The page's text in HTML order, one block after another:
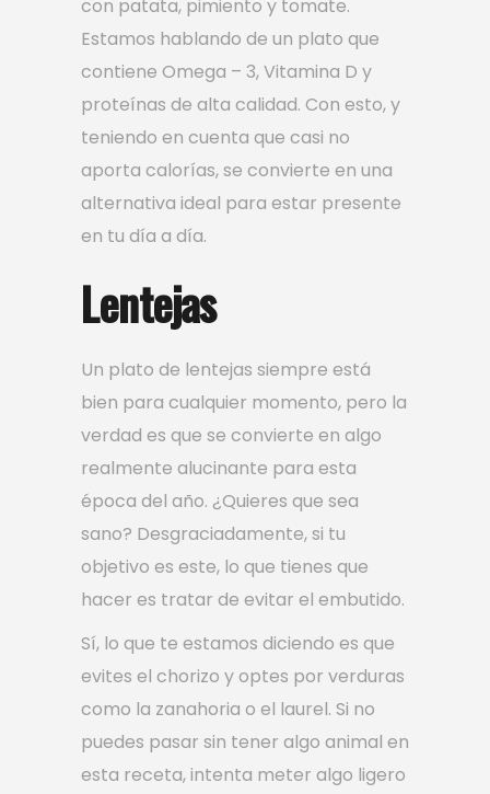
con patata, pimiento y tomate.
Estamos hablando de un plato que
contiene Omega – 3, Vitamina D y
proteínas de alta calidad. Con esto, y
teniendo en cuenta que casi no
aporta calorías, se convierte en una
alternativa ideal para estar presente
en tu día a día.
Lentejas
Un plato de lentejas siempre está
bien para cualquier momento, pero la
verdad es que se convierte en algo
realmente alucinante para esta
época del año. ¿Quieres que sea
sano? Desgraciadamente, si tu
objetivo es este, lo que tienes que
hacer es tratar de evitar el embutido.
Sí, lo que te estamos diciendo es que
evites el chorizo y optes por verduras
como la zanahoria o el laurel. Si no
puedes pasar sin tener algo animal en
esta receta, intenta meter algo ligero